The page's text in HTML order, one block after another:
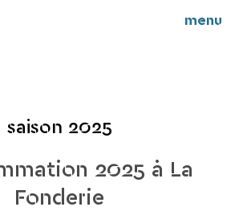
menu
saison 2025
2025 à La
Fonderie